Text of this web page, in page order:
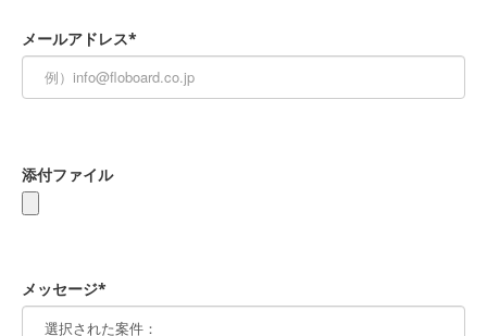
メールアドレス*
添付ファイル
メッセージ*